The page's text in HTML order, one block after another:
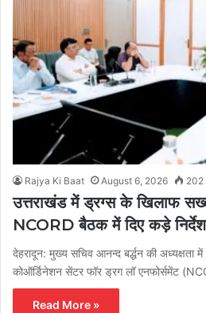
Rajya Ki Baat August 6, 2026 202
उत्तराखंड में ड्रग्स के खिलाफ
NCORD बैठक में दिए कड़े निर्देश
देहरादून: मुख्य सचिव आनन्द बर्द्धन की अध्यक्षता
कोऑर्डिनेशन सेंटर फॉर ड्रग लॉ एनफोर्समेंट
Read More »